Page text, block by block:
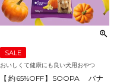
SALE
おいしくて健康にも良い犬用おやつ
【約65%OFF】SOOPA バナ